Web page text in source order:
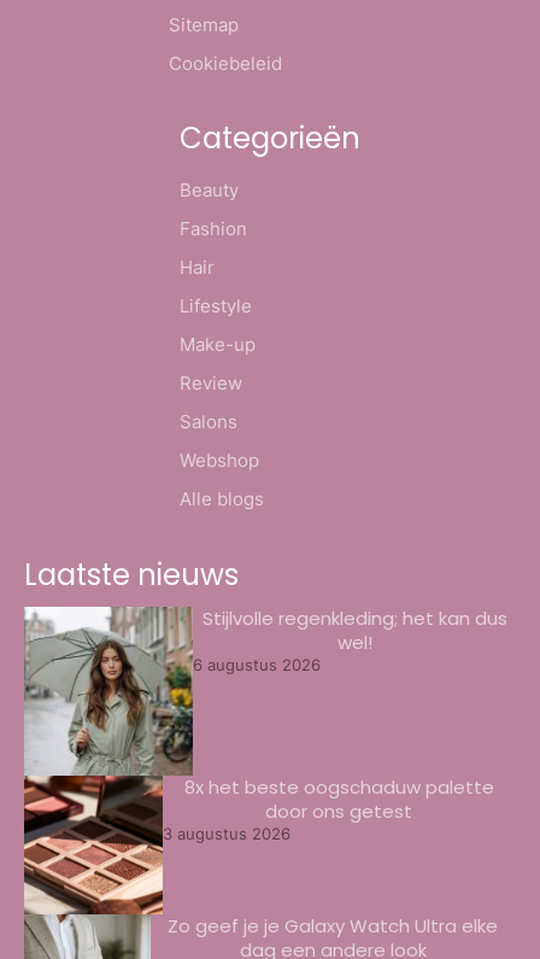
Sitemap
Cookiebeleid
Categorieën
Beauty
Fashion
Hair
Lifestyle
Make-up
Review
Salons
Webshop
Alle blogs
Laatste nieuws
Stijlvolle regenkleding; het kan dus
wel!
6 augustus 2026
8x het beste oogschaduw palette
door ons getest
3 augustus 2026
Zo geef je je Galaxy Watch Ultra elke
dag een andere look